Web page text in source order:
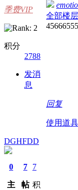
季费VIP
积分
2788
发消
息
全部楼层
回复
使用道具
DGHFDD
0
主
7
帖
7
积